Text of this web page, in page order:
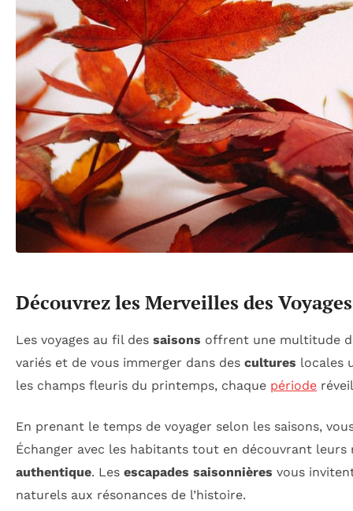
Découvrez les Merveilles des
Les voyages au fil des saisons offrent une multitude
variés et de vous immerger dans des cultures locales
les champs fleuris du printemps, chaque période
En prenant le temps de voyager selon les saisons,
Échanger avec les habitants tout en découvrant
authentique. Les escapades saisonnières vous
naturels aux résonances de l’histoire.